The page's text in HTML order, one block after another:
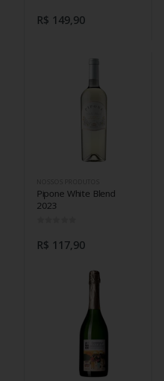
R$ 149,90
Pipone White Blend
2023
R$ 117,90